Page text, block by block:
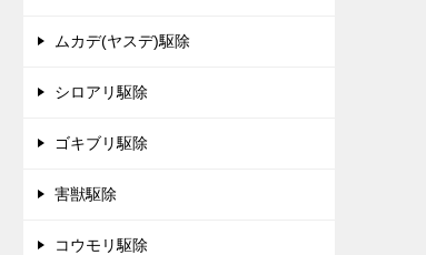
ムカデ(ヤスデ)駆除
シロアリ駆除
ゴキブリ駆除
害獣駆除
コウモリ駆除